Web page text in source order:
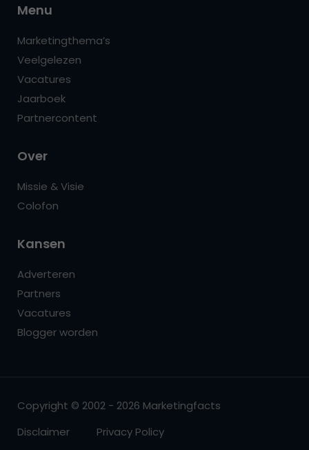
Menu
Marketingthema’s
Veelgelezen
Vacatures
Jaarboek
Partnercontent
Over
Missie & Visie
Colofon
Kansen
Adverteren
Partners
Vacatures
Blogger worden
Copyright © 2002 - 2026 Marketingfacts
Disclaimer
Privacy Policy